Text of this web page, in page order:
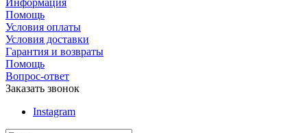
Информация
Помощь
Условия оплаты
Условия доставки
Гарантия и возвраты
Помощь
Вопрос-ответ
Заказать звонок
Instagram